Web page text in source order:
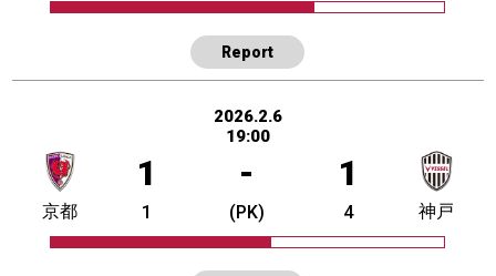
Report
2026.2.6
19:00
1 - 1
京都 1 (PK) 4 神戸